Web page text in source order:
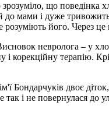
що поведінка
мами і дуже
його. Через це
невролога – у
корекційну терапію.
Бондарчуків двоє
і не повернулася до